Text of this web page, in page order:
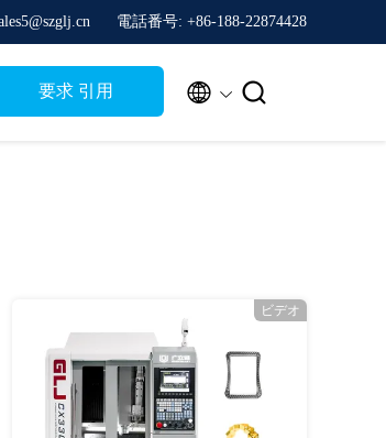
電話番号: +86-188-22874428
要求 引用  
ビデオ